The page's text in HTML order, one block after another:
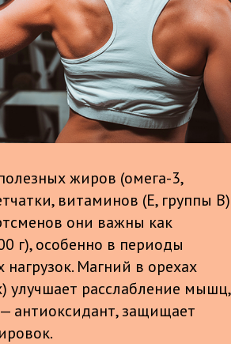
жиров (омега-3,
витаминов (Е, группы В)
они важны как
г), особенно в периоды
Магний в орехах
улучшает расслабление мышц,
антиоксидант, защищает